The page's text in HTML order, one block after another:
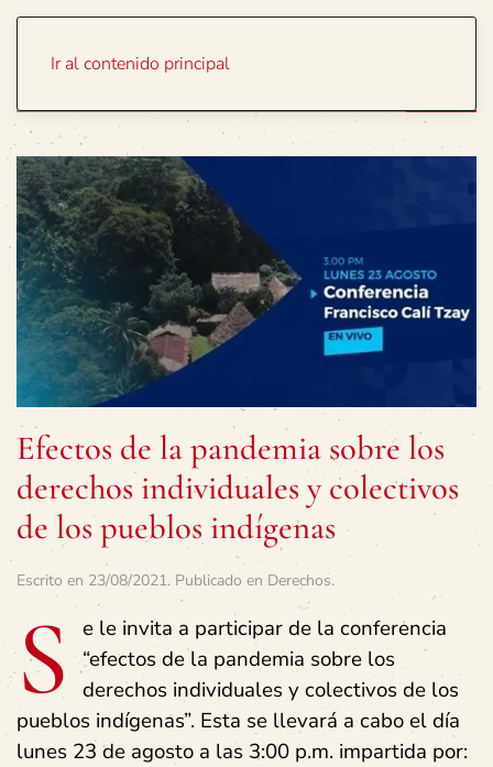
Ir al contenido principal
Efectos de la pandemia sobre los
derechos individuales y colectivos
de los pueblos indígenas
Escrito en 23/08/2021. Publicado en Derechos.
S
e le invita a participar de la conferencia
“efectos de la pandemia sobre los
derechos individuales y colectivos de los
pueblos indígenas”. Esta se llevará a cabo el día
lunes 23 de agosto a las 3:00 p.m. impartida por: